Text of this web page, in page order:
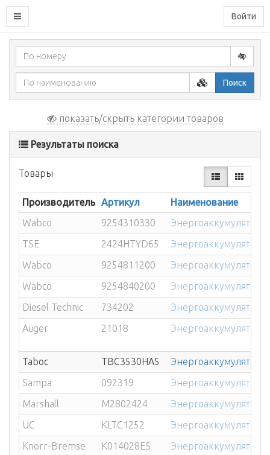
Войти
Поиск
показать/скрыть категории товаров
Результаты поиска
Товары
Производитель Артикул
Наименование
Wabco
9254310330
Энергоаккумулятор
TSE
2424HTYD65
Энергоаккумулятор
Wabco
9254811200
Энергоаккумулятор
Wabco
9254840200
Энергоаккумулятор
Diesel Technic
734202
Энергоаккумулятор
Auger
21018 Энергоаккумулятор
Taboc TBC3530HA5
Энергоаккумулятор
Sampa
092319
Энергоаккумулятор
Marshall
M2802424
Энергоаккумулятор
UC
KLTC1252
Энергоаккумулятор
Knorr-Bremse
K014028ES
Энергоаккумулятор